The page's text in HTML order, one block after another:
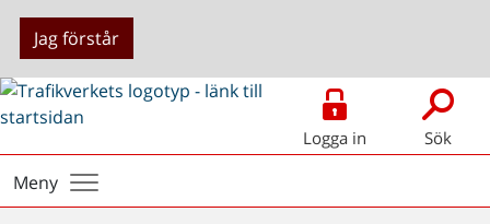
Jag förstår
Logga in Sök
Meny